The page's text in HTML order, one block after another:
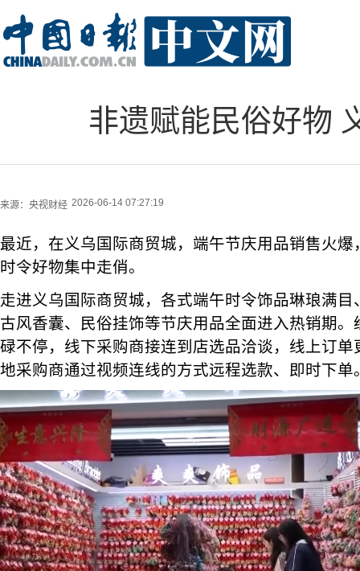
非遗赋能民俗好物
来源： 央视财经 2026-06-14 07:27:19
最近，在义乌国际商贸城，端午节庆用品销售火
时令好物集中走俏。
走进义乌国际商贸城，各式端午时令饰品琳琅满
古风香囊、民俗挂饰等节庆用品全面进入热销期
碌不停，线下采购商接连到店选品洽谈，线上订
地采购商通过视频连线的方式远程选款、即时下单